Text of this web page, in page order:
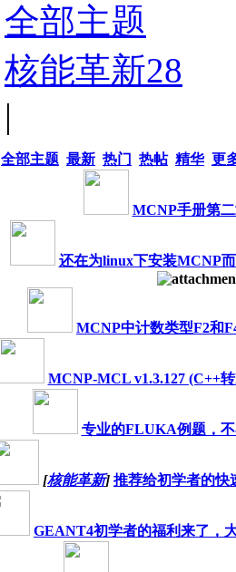
全部主题
核能革新28
|
全部主题 最新 热门 热帖 精华 更
MCNP手册第
还在为linux下安装MCNP
MCNP中计数类型F2和
MCNP-MCL v1.3.127 (C++
专业的FLUKA例题，
[核能革新] 推荐给初学者的快
GEANT4初学者的福利来了，